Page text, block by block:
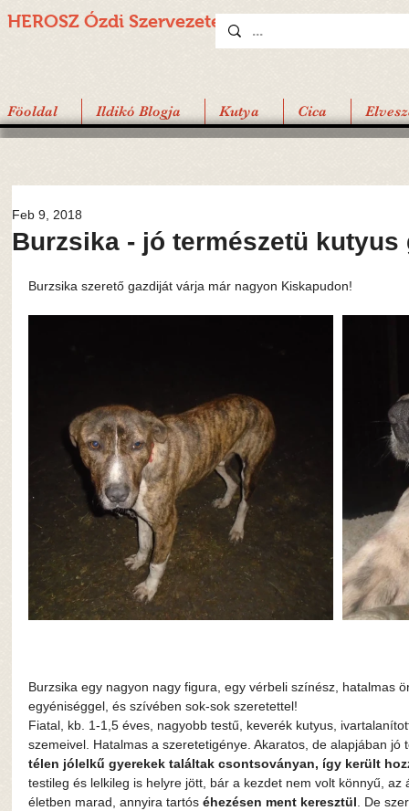
HEROSZ Ózdi Szervezete
Föoldal Ildikó Blogja Kutya Cica
Burzsika - jó természetü kutyus
Feb 9, 2018
Burzsika szerető gazdiját várja már nagyon Kiskapudon!
Burzsika egy nagyon nagy figura, egy vérbeli színész, hatalmas
egyéniséggel, és szívében sok-sok szeretettel!
Fiatal, kb. 1-1,5 éves, nagyobb testű, keverék kutyus,
szemeivel. Hatalmas a szeretetigénye. Akaratos, de alapjában jó
télen jólelkű gyerekek találtak csontsoványan, így került
testileg és lelkileg is helyre jött, bár a kezdet nem volt könnyű,
életben marad, annyira tartós éhezésen ment keresztül . De